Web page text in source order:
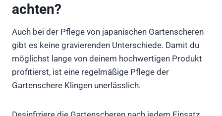
achten?
Auch bei der Pflege von japanischen Gartenscheren
gibt es keine gravierenden Unterschiede. Damit du
möglichst lange von deinem hochwertigen Produkt
profitierst, ist eine regelmäßige Pflege der
Gartenschere Klingen unerlässlich.